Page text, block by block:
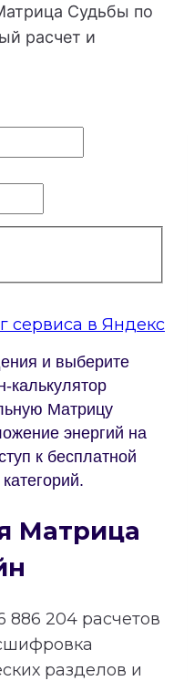
Судьбы по
расчет и
сервиса в Яндекс
и выберите
калькулятор
Матрицу
энергий на
к бесплатной
Матрица
886 204 расчетов
разделов и